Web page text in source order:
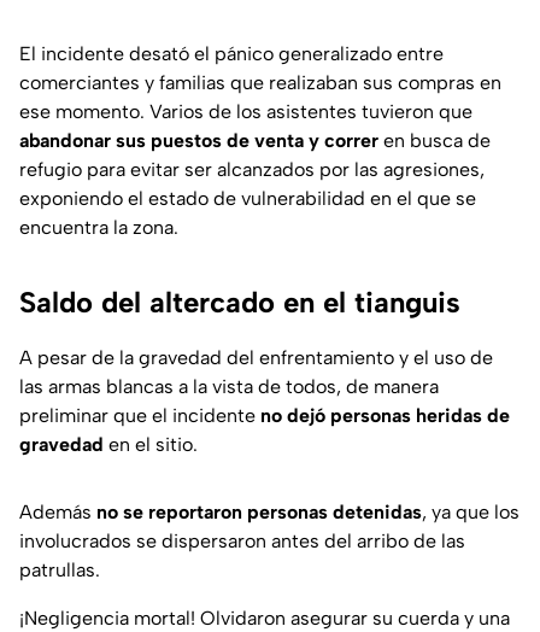
El incidente desató el pánico generalizado entre
comerciantes y familias que realizaban sus compras en
ese momento. Varios de los asistentes tuvieron que
abandonar sus puestos de venta y correr en busca de
refugio para evitar ser alcanzados por las agresiones,
exponiendo el estado de vulnerabilidad en el que se
encuentra la zona.
Saldo del altercado en el tianguis
A pesar de la gravedad del enfrentamiento y el uso de
las armas blancas a la vista de todos, de manera
preliminar que el incidente no dejó personas heridas de
gravedad en el sitio.
Además no se reportaron personas detenidas, ya que los
involucrados se dispersaron antes del arribo de las
patrullas.
¡Negligencia mortal! Olvidaron asegurar su cuerda y una